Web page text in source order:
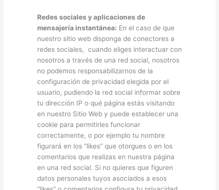
Redes sociales y aplicaciones de
mensajería instantánea: En el caso de que
nuestro sitio web disponga de conectores a
redes sociales, cuando eliges interactuar con
nosotros a través de una red social, nosotros
no podemos responsabilizarnos de la
configuración de privacidad elegida por el
usuario, pudiendo la red social informar sobre
tu dirección IP o qué página estás visitando
en nuestro Sitio Web y puede establecer una
cookie para permitirles funcionar
correctamente, o por ejemplo tu nombre
figurará en los “likes” que otorgues o en los
comentarios que realizas en nuestra página
en una red social. Si no quieres que figuren
datos personales tuyos asociados a esos